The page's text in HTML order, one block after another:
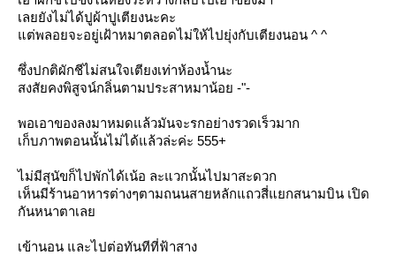
เลยยังไม่ได้ปูผ้าปูเตียงนะคะ
ต่พลอยจะอยู่เฝ้าหมาตลอดไม่ให้ไปยุ่งกับเตียงนอน ^ ^
ซึ่งปกติผักชีไม่สนใจเตียงเท่าห้องน้ำนะ
สงสัยคงพิสูจน์กลิ่นตามประสาหมาน้อย -"-
พอเอาของลงมาหมดแล้วมันจะรกอย่างรวดเร็วมาก
เก็บภาพตอนนั้นไม่ได้แล้วล่ะค่ะ 555+
ไม่มีสุนัขก็ไปพักได้เน้อ ละแวกนั้นไปมาสะดวก
เห็นมีร้านอาหารต่างๆตามถนนสายหลักแถวสี่แยกสนามบิน เปิด
กันหนาตาเล
เข้านอน และไปต่อทันทีที่ฟ้าสาง